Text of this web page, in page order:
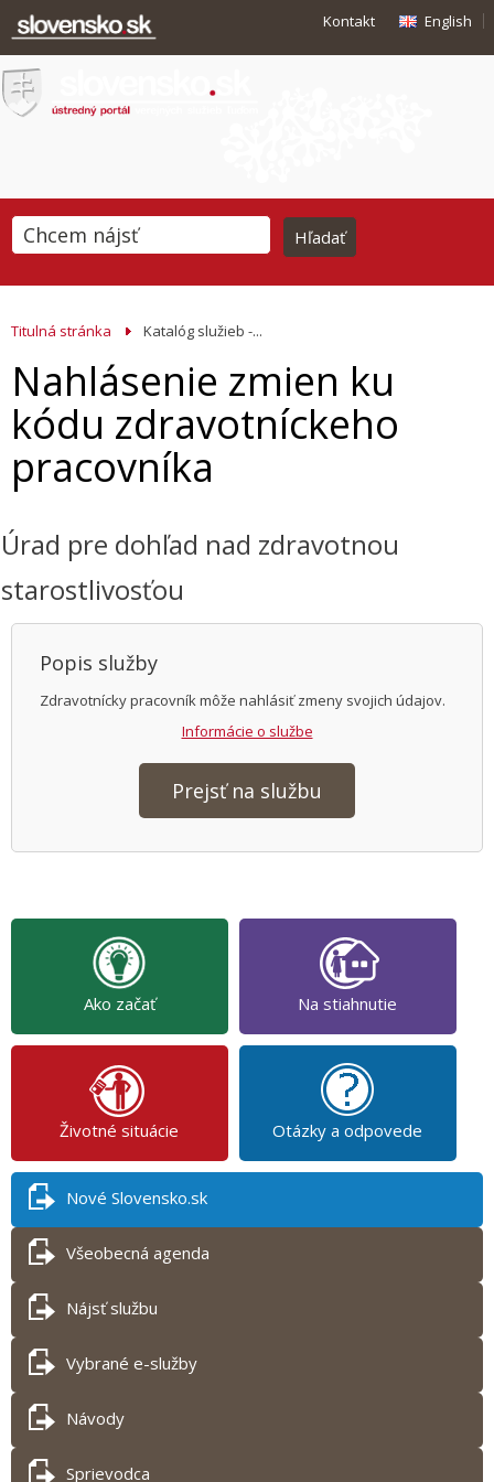
Kontakt English
Titulná stránka Katalóg služieb -...
Nahlásenie zmien ku
kódu zdravotníckeho
pracovníka
Úrad pre dohľad nad zdravotnou
starostlivosťou
Popis služby
Zdravotnícky pracovník môže nahlásiť zmeny svojich údajov.
Informácie o službe
Prejsť na službu
Ako začať Na stiahnutie
Životné situácie Otázky a odpovede
Nové Slovensko.sk
Všeobecná agenda
Nájsť službu
Vybrané e-služby
Návody
Sprievodca